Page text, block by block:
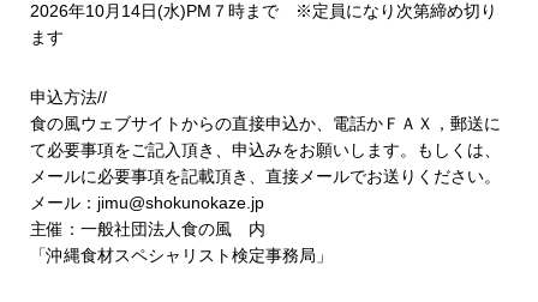
2026年10月14日(水)PM７時まで ※定員になり次第締め切り
ます
申込方法//
食の風ウェブサイトからの直接申込か、電話かＦＡＸ，郵送に
て必要事項をご記入頂き、申込みをお願いします。もしくは、
メールに必要事項を記載頂き、直接メールでお送りください。
メール：jimu@shokunokaze.jp
主催：一般社団法人食の風 内
「沖縄食材スペシャリスト検定事務局」